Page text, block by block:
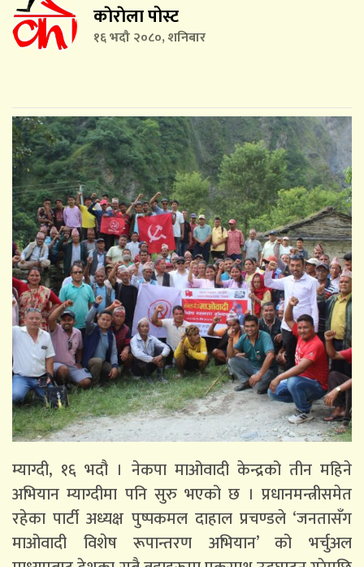
काेराेला पोस्ट
१६ भदौ २०८०, शनिबार
म्याग्दी, १६ भदौ । नेकपा माओवादी केन्द्रको तीन महिने
अभियान म्याग्दीमा पनि सुरु भएको छ । प्रधानमन्त्रीसमेत
रहेका पार्टी अध्यक्ष पुष्पकमल दाहाल प्रचण्डले ‘जनतासँग
माओवादी विशेष रूपान्तरण अभियान’ को भर्चुअल